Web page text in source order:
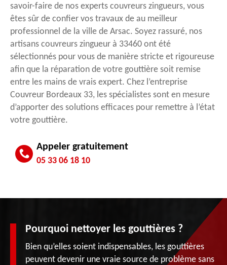
savoir-faire de nos experts couvreurs zingueurs, vous
êtes sûr de confier vos travaux de au meilleur
professionnel de la ville de Arsac. Soyez rassuré, nos
artisans couvreurs zingueur à 33460 ont été
sélectionnés pour vous de manière stricte et rigoureuse
afin que la réparation de votre gouttière soit remise
entre les mains de vrais expert. Chez l’entreprise
Couvreur Bordeaux 33, les spécialistes sont en mesure
d’apporter des solutions efficaces pour remettre à l’état
votre gouttière.
Appeler gratuitement
05 33 06 18 10
Pourquoi nettoyer les gouttières ?
Bien qu’elles soient indispensables, les gouttières
peuvent devenir une vraie source de problème sans